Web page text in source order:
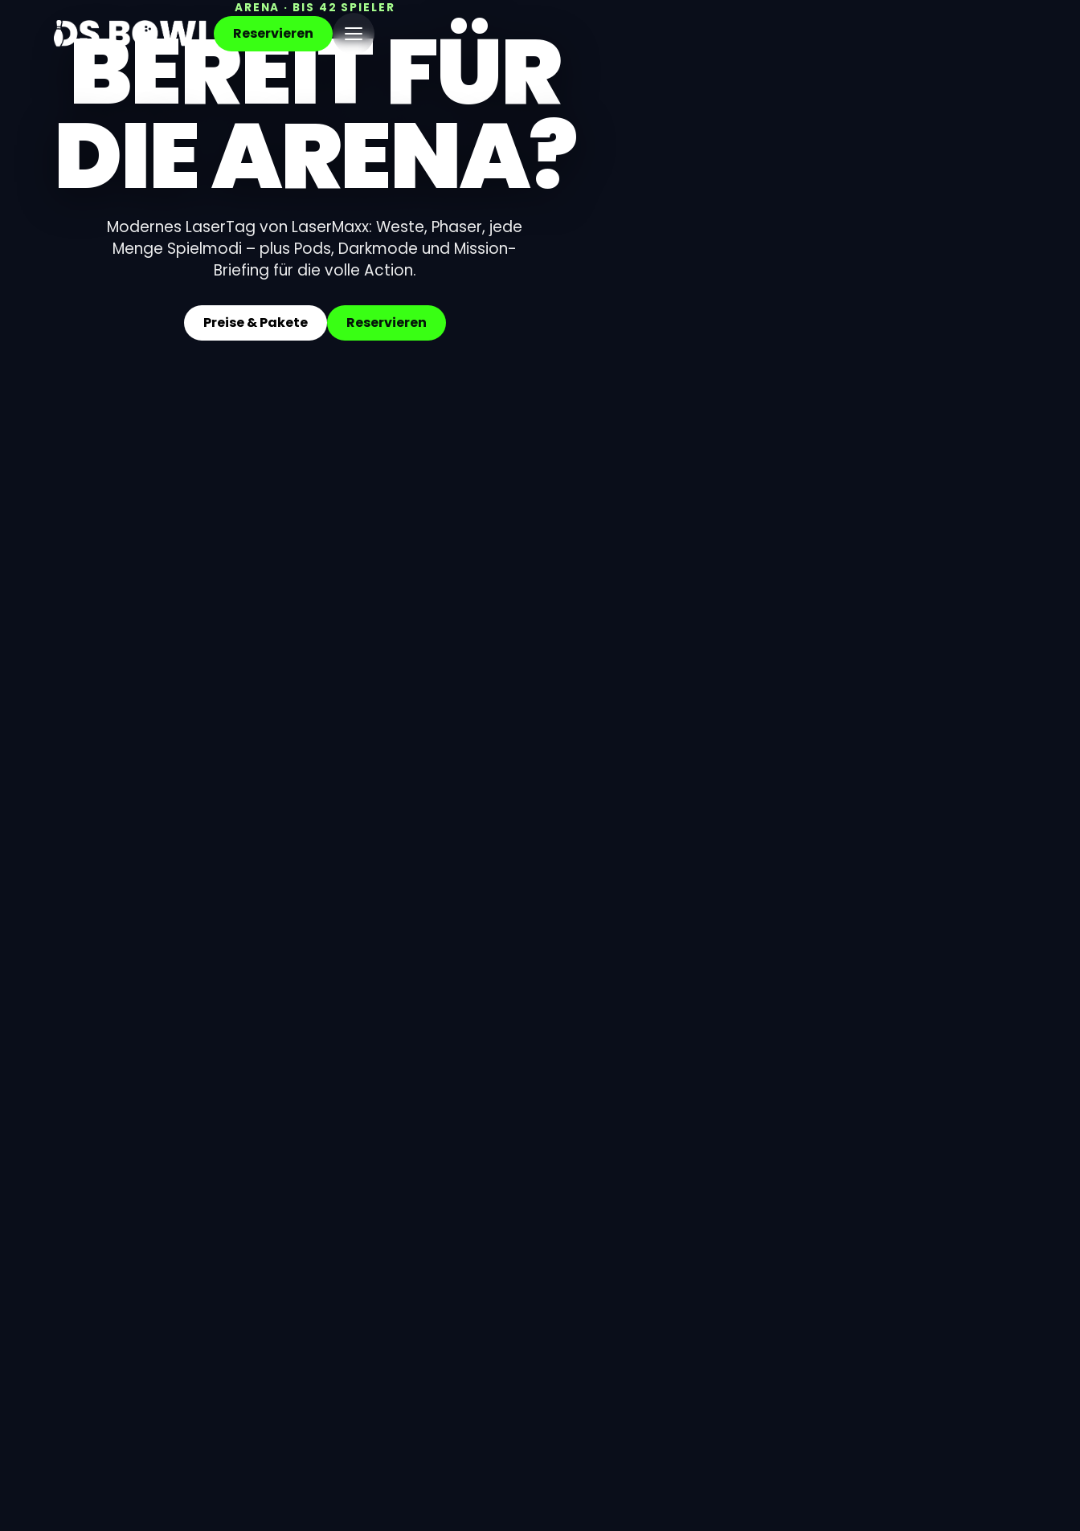
Reservieren
ARENA · BIS 42 SPIELER
BEREIT FÜR
DIE ARENA?
Modernes LaserTag von LaserMaxx: Weste, Phaser, jede
Menge Spielmodi – plus Pods, Darkmode und Mission-
Briefing für die volle Action.
Preise & Pakete Reservieren